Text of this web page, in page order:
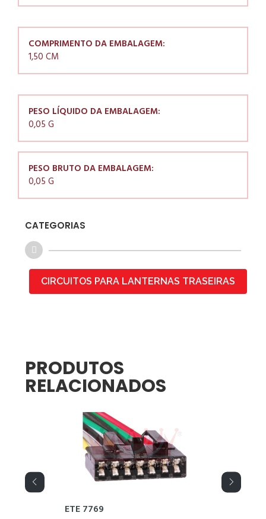
COMPRIMENTO DA EMBALAGEM:
1,50 CM
PESO LÍQUIDO DA EMBALAGEM:
0,05 G
PESO BRUTO DA EMBALAGEM:
0,05 G
CATEGORIAS
CIRCUITOS PARA LANTERNAS TRASEIRAS
PRODUTOS
RELACIONADOS
ETE 7769